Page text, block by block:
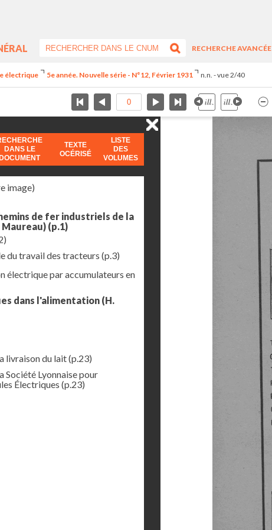
RECHERCHE AVANCÉE
électrique 5e année. Nouvelle série - N°12, Février 1931 n.n. - vue 2/40
DANS LE
DOCUMENT
TEXTE
OCÉRISÉ
LISTE
DES
VOLUMES
image)
de fer industriels de la
Maureau) (p.1)
du travail des tracteurs (p.3)
électrique par accumulateurs en
dans l'alimentation (H.
livraison du lait(p.23)
Société Lyonnaise pour
Électriques (p.23)